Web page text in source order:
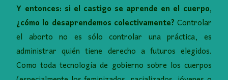
Y entonces: si el castigo se aprende en el cuerpo,
¿cómo lo desaprendemos colectivamente?Controlar
el aborto no es sólo controlar una práctica, es
administrar quién tiene derecho a futuros elegidos.
Como toda tecnología de gobierno sobre los cuerpos